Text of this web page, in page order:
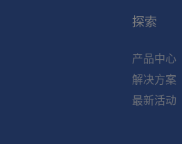
探索
产品中心
解决方案
最新活动